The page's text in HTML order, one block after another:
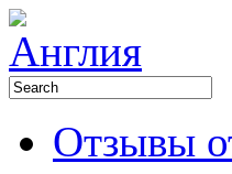
Отзывы